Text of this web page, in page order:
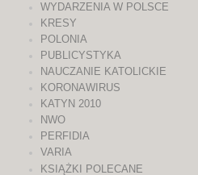
WYDARZENIA W POLSCE
KRESY
POLONIA
PUBLICYSTYKA
NAUCZANIE KATOLICKIE
KORONAWIRUS
KATYN 2010
NWO
PERFIDIA
VARIA
KSIĄŻKI POLECANE